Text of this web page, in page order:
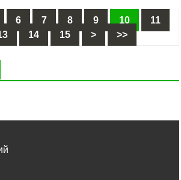
6 7 8 9 10
11
14 15 > >>